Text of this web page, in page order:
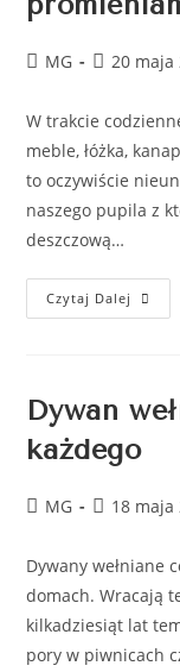
MG 20 maja
W trakcie
meble, łóżka,
to oczywiście
naszego pupila z
deszczową…
Czytaj Dalej
Dywan
każdego
MG 18 maja
Dywany wełniane
domach. Wracają
kilkadziesiąt lat
pory w piwnicach